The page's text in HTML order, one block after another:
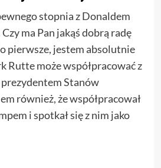
stopnia z Donaldem
ma Pan jakąś dobrą radę
pierwsze, jestem absolutnie
Rutte może współpracować z
Stanów
również, że współpracował
i spotkał się z nim jako